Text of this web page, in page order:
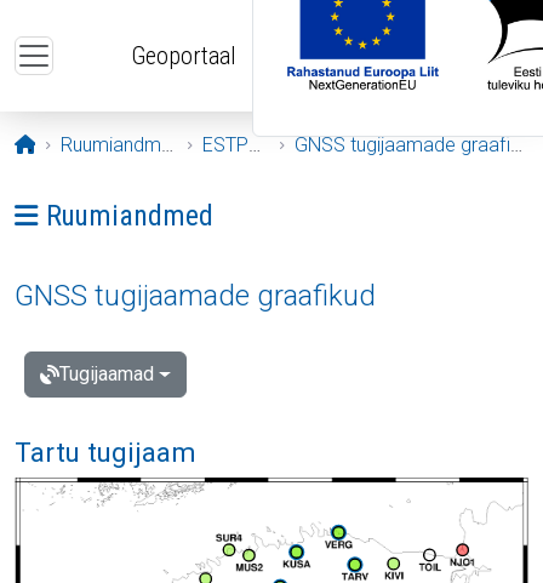
Geoportaal
Avaleht
Ruumiandmed ESTPOS GNSS tugijaamade graafikud
Ava menüü: Ruumiandmed
Ruumiandmed
GNSS tugijaamade graafikud
Tugijaamad
Tartu tugijaam